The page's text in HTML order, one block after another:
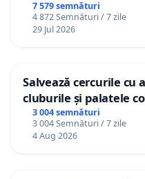
7 579 semnături
4 872 Semnături / 7 zile
29 Jul 2026
Salvează cercurile
cluburile și palatele
3 004 semnături
3 004 Semnături / 7 zile
4 Aug 2026